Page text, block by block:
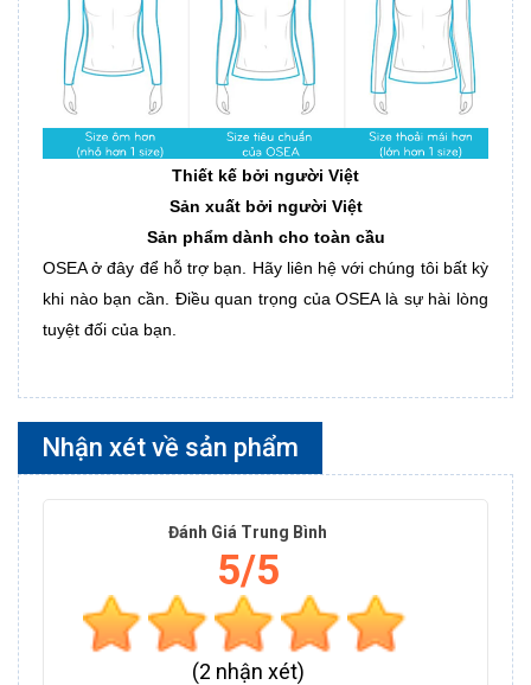
Thiết kế bởi người Việt
Sản xuất bởi người Việt
Sản phẩm dành cho toàn cầu
OSEA ở đây để hỗ trợ bạn. Hãy liên hệ với chúng tôi bất kỳ
khi nào bạn cần. Điều quan trọng của OSEA là sự hài lòng
tuyệt đối của bạn.
Nhận xét về sản phẩm
Đánh Giá Trung Bình
5/5
(2 nhận xét)